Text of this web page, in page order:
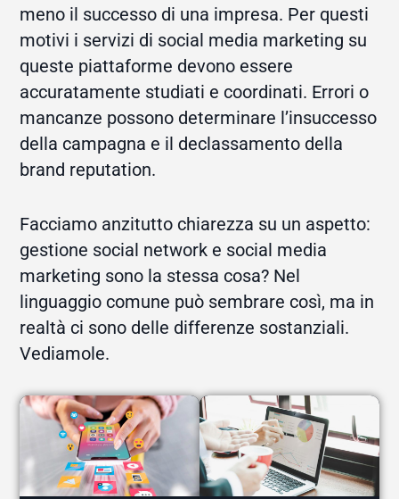
meno il successo di una impresa. Per questi
motivi i servizi di social media marketing su
queste piattaforme devono essere
accuratamente studiati e coordinati. Errori o
mancanze possono determinare l’insuccesso
della campagna e il declassamento della
brand reputation.
Facciamo anzitutto chiarezza su un aspetto:
gestione social network e social media
marketing sono la stessa cosa? Nel
linguaggio comune può sembrare così, ma in
realtà ci sono delle differenze sostanziali.
Vediamole.